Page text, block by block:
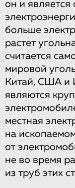
он и
больше
растет
считается
мировой
Китай, США и
являются
местная
на
от
не во время
из труб этих